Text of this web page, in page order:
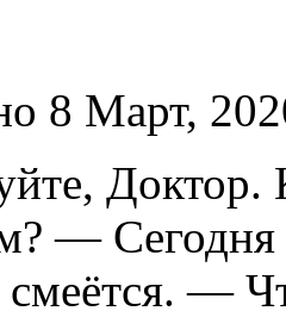
8 Март,
Доктор.
—
смеётся. —